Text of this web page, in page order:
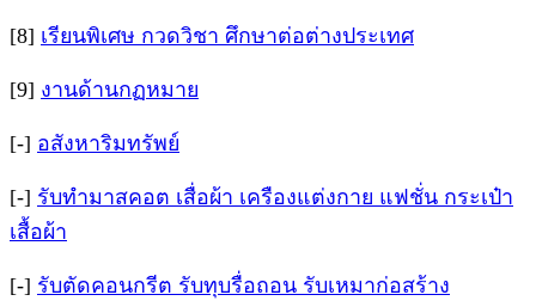
[8] เรียนพิเศษ กวดวิชา ศึกษาต่อต่างประเทศ
[9] งานด้านกฏหมาย
[-] อสังหาริมทรัพย์
[-] รับทำมาสคอต เสื่อผ้า เครืองแต่งกาย แฟชั่น กระเป๋า
เสื้อผ้า
[-] รับตัดคอนกรีต รับทุบรื่อถอน รับเหมาก่อสร้าง